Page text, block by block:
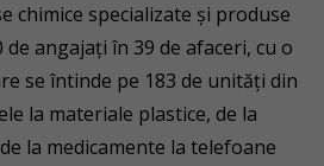
chimice specializate și produse
angajați în 39 de afaceri, cu o
se întinde pe 183 de unități din
la materiale plastice, de la
la medicamente la telefoane